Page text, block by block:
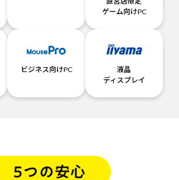
ゲーム向けPC
ビジネス向けPC
液晶
ディスプレイ